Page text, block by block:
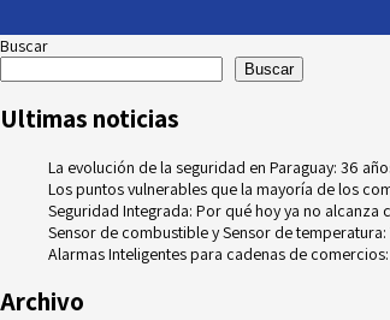
Buscar
Buscar
Ultimas noticias
La evolución de la seguridad en Paraguay: 36
Los puntos vulnerables que la mayoría de los
Seguridad Integrada: Por qué hoy ya no
Sensor de combustible y Sensor de
Alarmas Inteligentes para cadenas de
Archivo